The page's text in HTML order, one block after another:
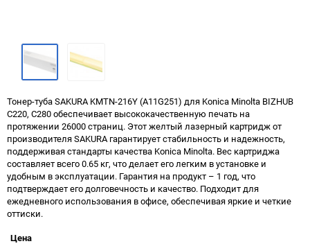
Тонер-туба SAKURA KMTN-216Y (A11G251) для Konica Minolta BIZHUB
C220, C280 обеспечивает высококачественную печать на
протяжении 26000 страниц. Этот желтый лазерный картридж от
производителя SAKURA гарантирует стабильность и надежность,
поддерживая стандарты качества Konica Minolta. Вес картриджа
составляет всего 0.65 кг, что делает его легким в установке и
удобным в эксплуатации. Гарантия на продукт – 1 год, что
подтверждает его долговечность и качество. Подходит для
ежедневного использования в офисе, обеспечивая яркие и четкие
оттиски.
Цена